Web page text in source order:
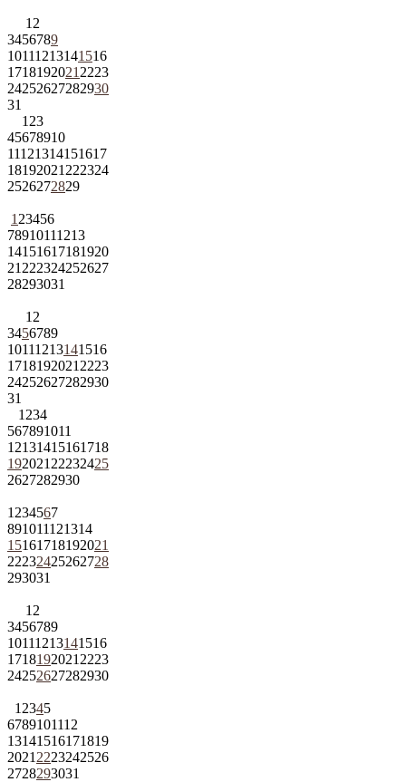
1 2
3456789
10111213141516
1718192021 2223
24252627282930
31
1 23
45678910
11121314151617
18192021 222324
2526272829
1 23456
78910111213
14151617181920
21 222324252627
28293031
1 2
3456789
10111213141516
1718192021 2223
24252627282930
31
1 234
567891011
12131415161718
192021 22232425
2627282930
1 234567
891011121314
15161718192021
22232425262728
293031
1 2
3456789
10111213141516
1718192021 2223
24252627282930
1 2345
6789101112
13141516171819
2021 2223242526
2728293031